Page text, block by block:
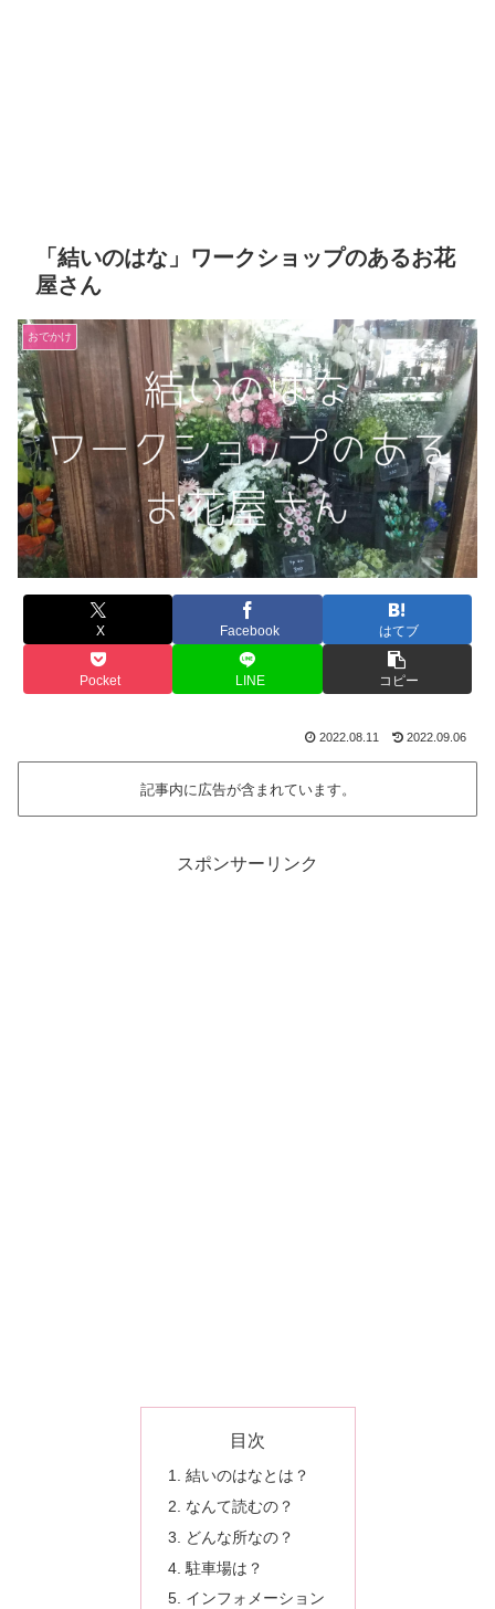
「結いのはな」ワークショップのあるお花
屋さん
おでかけ
X Facebook はてブ
Pocket LINE コピー
2022.08.11 2022.09.06
記事内に広告が含まれています。
スポンサーリンク
目次
結いのはなとは？
なんて読むの？
どんな所なの？
駐車場は？
インフォメーション